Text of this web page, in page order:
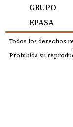
GRUPO
EPASA
Todos los derechos
Prohibida su